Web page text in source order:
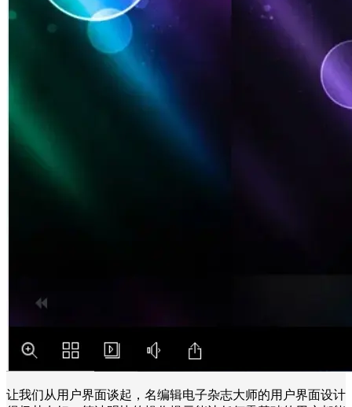
让我们从用户界面谈起，名编辑电子杂志大师的用户界面设计